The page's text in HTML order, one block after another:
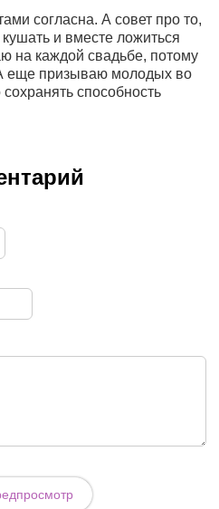
согласна. А совет про то,
и вместе ложиться
на каждой свадьбе, потому
еще призываю молодых во
способность